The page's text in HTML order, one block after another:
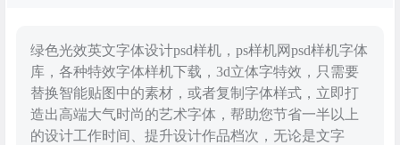
绿色光效英文字体设计psd样机，ps样机网psd样机字体
库，各种特效字体样机下载，3d立体字特效，只需要
替换智能贴图中的素材，或者复制字体样式，立即打
造出高端大气时尚的艺术字体，帮助您节省一半以上
的设计工作时间、提升设计作品档次，无论是文字